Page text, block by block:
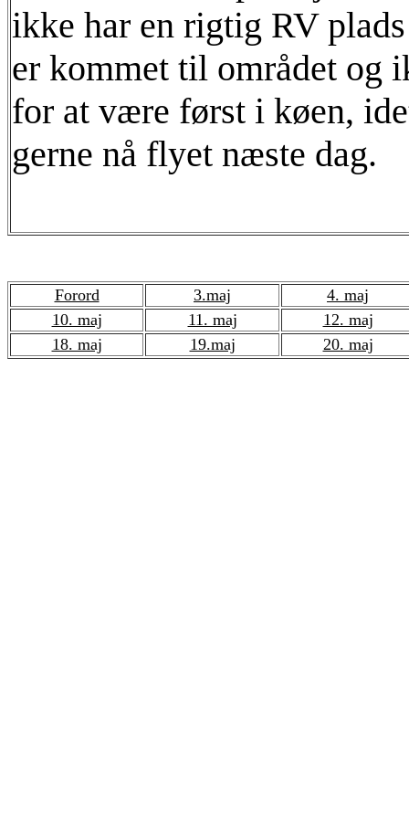
ikke har en rigtig RV
er kommet til området og
for at være først i køen,
gerne nå flyet næste dag.
Forord 3.maj
4. maj
10. maj
11. maj
12. maj
18. maj
19.maj 20. maj